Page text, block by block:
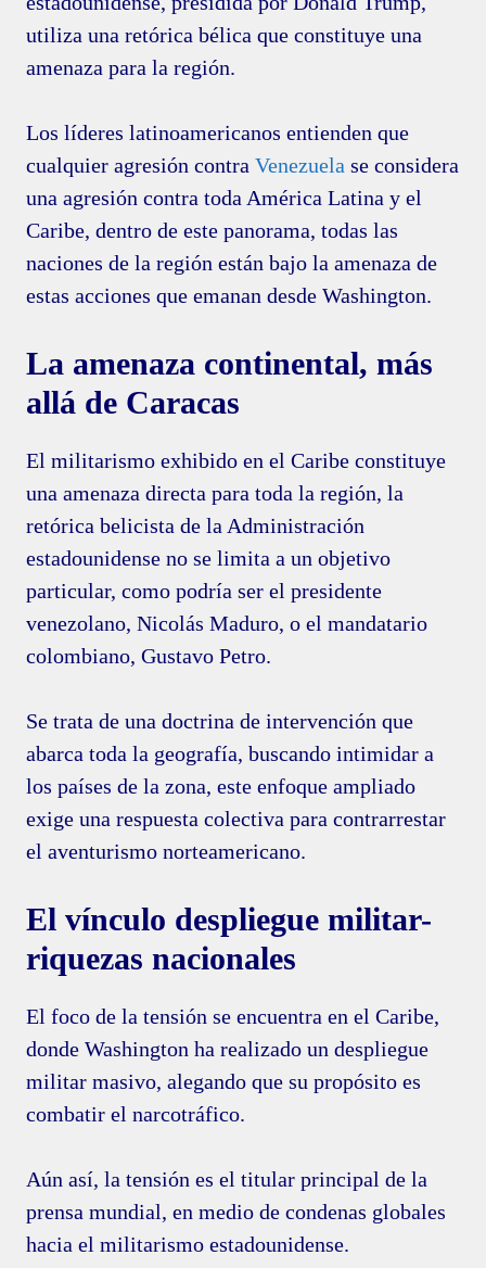
utiliza una retórica bélica que constituye una
amenaza para la región.
Los líderes latinoamericanos entienden que
cualquier agresión contra Venezuela se considera
una agresión contra toda América Latina y el
Caribe, dentro de este panorama, todas las
naciones de la región están bajo la amenaza de
estas acciones que emanan desde Washington.
La amenaza continental, más
allá de Caracas
El militarismo exhibido en el Caribe constituye
una amenaza directa para toda la región, la
retórica belicista de la Administración
estadounidense no se limita a un objetivo
particular, como podría ser el presidente
venezolano, Nicolás Maduro, o el mandatario
colombiano, Gustavo Petro.
Se trata de una doctrina de intervención que
abarca toda la geografía, buscando intimidar a
los países de la zona, este enfoque ampliado
exige una respuesta colectiva para contrarrestar
el aventurismo norteamericano.
El vínculo despliegue militar-
riquezas nacionales
El foco de la tensión se encuentra en el Caribe,
donde Washington ha realizado un despliegue
militar masivo, alegando que su propósito es
combatir el narcotráfico.
Aún así, la tensión es el titular principal de la
prensa mundial, en medio de condenas globales
hacia el militarismo estadounidense.